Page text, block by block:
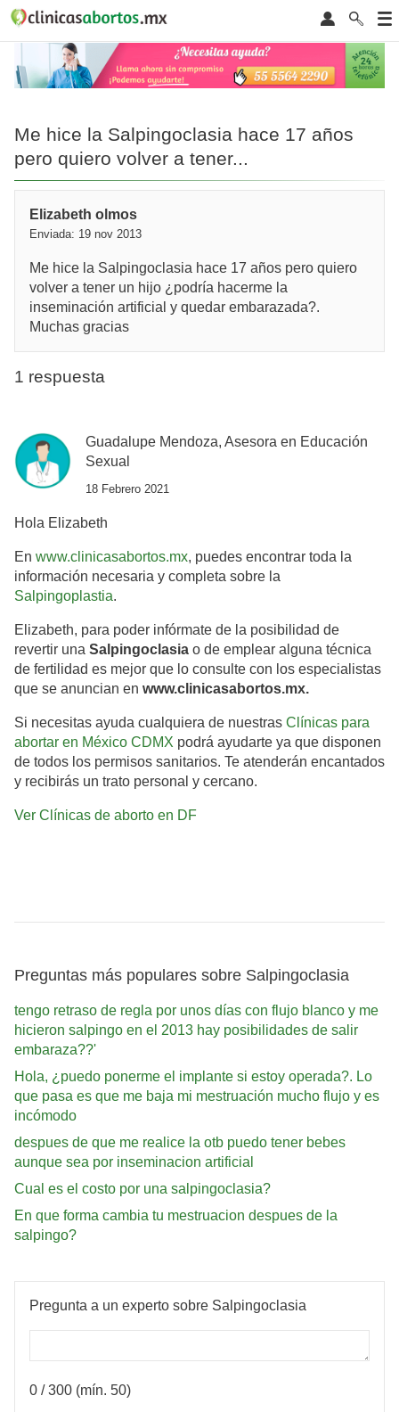
Me hice la Salpingoclasia hace 17 años
pero quiero volver a tener...
Elizabeth olmos
Enviada: 19 nov 2013
Me hice la Salpingoclasia hace 17 años pero quiero
volver a tener un hijo ¿podría hacerme la
inseminación artificial y quedar embarazada?.
Muchas gracias
1 respuesta
Guadalupe Mendoza, Asesora en Educación
Sexual
18 Febrero 2021
Hola Elizabeth
En www.clinicasabortos.mx, puedes encontrar toda la
información necesaria y completa sobre la
Salpingoplastia.
Elizabeth, para poder infórmate de la posibilidad de
revertir una Salpingoclasia o de emplear alguna técnica
de fertilidad es mejor que lo consulte con los especialistas
que se anuncian en www.clinicasabortos.mx.
Si necesitas ayuda cualquiera de nuestras Clínicas para
abortar en México CDMX podrá ayudarte ya que disponen
de todos los permisos sanitarios. Te atenderán encantados
y recibirás un trato personal y cercano.
Ver Clínicas de aborto en DF
Preguntas más populares sobre Salpingoclasia
tengo retraso de regla por unos días con flujo blanco y me
hicieron salpingo en el 2013 hay posibilidades de salir
embaraza??'
Hola, ¿puedo ponerme el implante si estoy operada?. Lo
que pasa es que me baja mi mestruación mucho flujo y es
incómodo
despues de que me realice la otb puedo tener bebes
aunque sea por inseminacion artificial
Cual es el costo por una salpingoclasia?
En que forma cambia tu mestruacion despues de la
salpingo?
Pregunta a un experto sobre Salpingoclasia
0 / 300 (mín. 50)